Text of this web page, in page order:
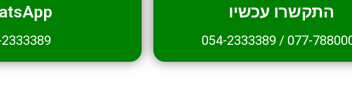
התקשרו עכשיו
077-
/
054-2333389